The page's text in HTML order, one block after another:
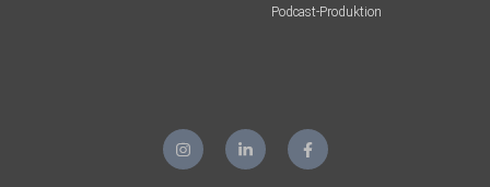
LinkedIn: https://www.linkedin.com/in/sophia-charlotte-
Podcast-Produktion